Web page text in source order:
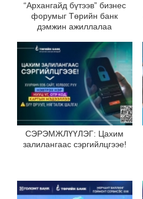
“Архангайд бүтээв” бизнес
форумыг Төрийн банк
дэмжин ажиллалаа
СЭРЭМЖЛҮҮЛЭГ: Цахим
залилангаас сэргийлцгээе!